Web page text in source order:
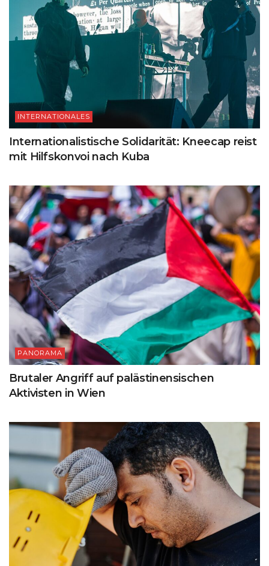
INTERNATIONALES
Internationalistische Solidarität: Kneecap reist
mit Hilfskonvoi nach Kuba
PANORAMA
Brutaler Angriff auf palästinensischen
Aktivisten in Wien